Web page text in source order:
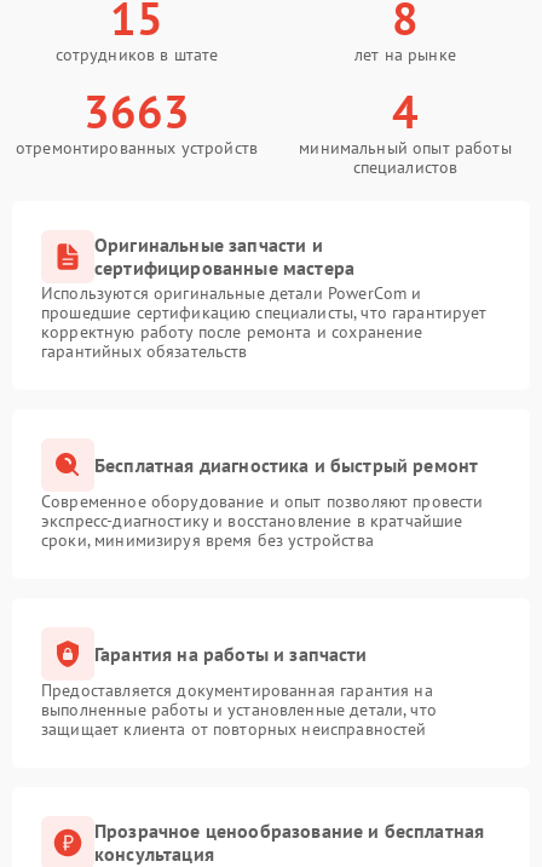
15
сотрудников в штате
8
лет на рынке
3663
отремонтированных устройств
4
минимальный опыт работы
специалистов
Оригинальные запчасти и
сертифицированные мастера
Используются оригинальные детали PowerCom и
прошедшие сертификацию специалисты, что гарантирует
корректную работу после ремонта и сохранение
гарантийных обязательств
Бесплатная диагностика и быстрый ремонт
Современное оборудование и опыт позволяют провести
экспресс-диагностику и восстановление в кратчайшие
сроки, минимизируя время без устройства
Гарантия на работы и запчасти
Предоставляется документированная гарантия на
выполненные работы и установленные детали, что
защищает клиента от повторных неисправностей
Прозрачное ценообразование и бесплатная
консультация